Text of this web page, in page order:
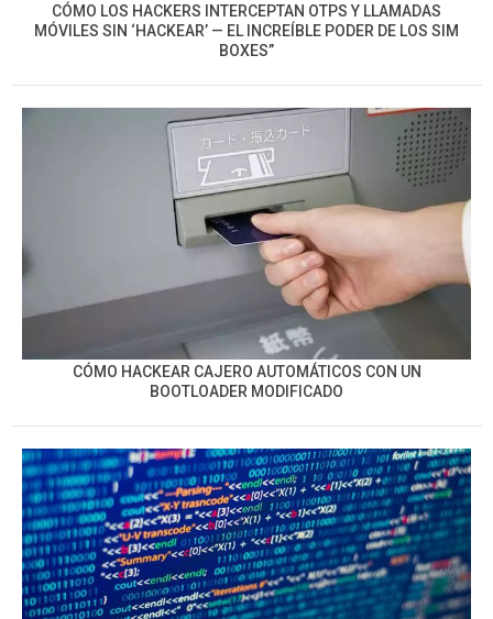
CÓMO LOS HACKERS INTERCEPTAN OTPS Y LLAMADAS
MÓVILES SIN ‘HACKEAR’ — EL INCREÍBLE PODER DE LOS SIM
BOXES”
CÓMO HACKEAR CAJERO AUTOMÁTICOS CON UN
BOOTLOADER MODIFICADO